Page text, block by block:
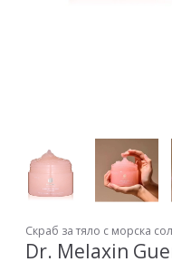
Скраб за тяло с морска
Dr. Melaxin